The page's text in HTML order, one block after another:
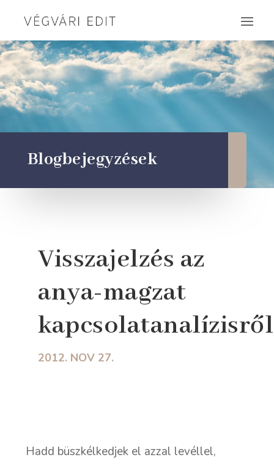
Blogbejegyzések
Visszajelzés az
anya-magzat
kapcsolatanalízisről
2012. NOV 27.
Hadd büszkélkedjek el azzal levéllel,